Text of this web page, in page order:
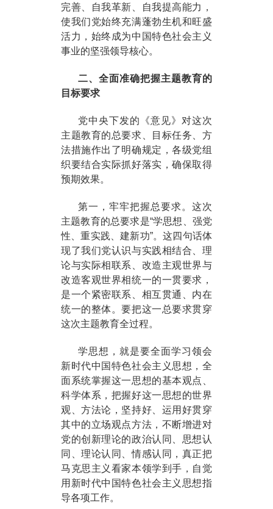
完善、自我革新、自我提高能力，
使我们党始终充满蓬勃生机和旺盛
活力，始终成为中国特色社会主义
事业的坚强领导核心。
二、全面准确把握主题教育的
目标要求
党中央下发的《意见》对这次
主题教育的总要求、目标任务、方
法措施作出了明确规定，各级党组
织要结合实际抓好落实，确保取得
预期效果。
第一，牢牢把握总要求。这次
主题教育的总要求是“学思想、强党
性、重实践、建新功”。这四句话体
现了我们党认识与实践相结合、理
论与实际相联系、改造主观世界与
改造客观世界相统一的一贯要求，
是一个紧密联系、相互贯通、内在
统一的整体。要把这一总要求贯穿
这次主题教育全过程。
学思想，就是要全面学习领会
新时代中国特色社会主义思想，全
面系统掌握这一思想的基本观点、
科学体系，把握好这一思想的世界
观、方法论，坚持好、运用好贯穿
其中的立场观点方法，不断增进对
党的创新理论的政治认同、思想认
同、理论认同、情感认同，真正把
马克思主义看家本领学到手，自觉
用新时代中国特色社会主义思想指
导各项工作。